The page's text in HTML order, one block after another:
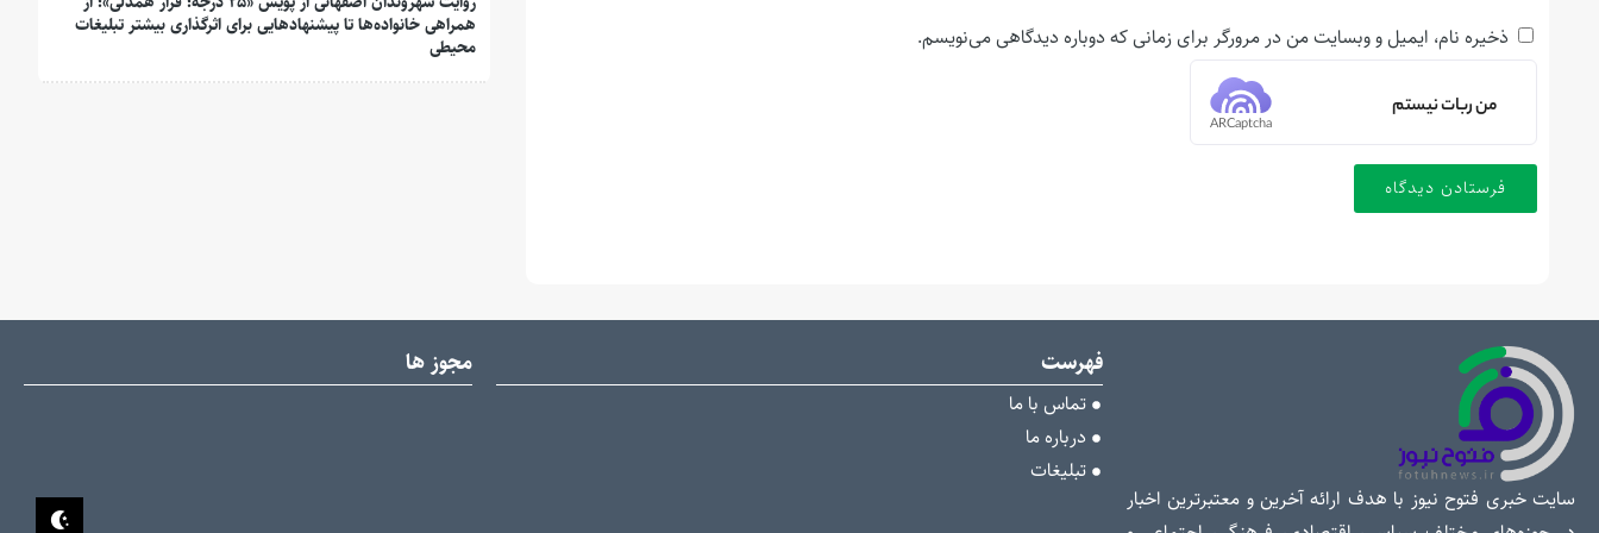
ذخیره نام، ایمیل و وبسایت من در مرورگر برای زمانی که دوباره دیدگاهی می‌نویسم.
من ربات نیستم
ARCaptcha
همراهی خانواده‌ها تا پیشنهادهایی برای اثرگذاری بیشتر تبلیغات
محیطی
سایت خبری فتوح نیوز با هدف ارائه آخرین و معتبرترین اخبار
فهرست
تماس با ما
درباره ما
تبلیغات
مجوز ها